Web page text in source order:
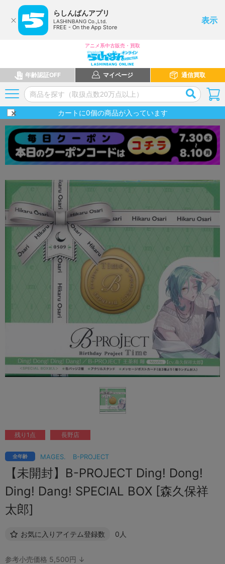
らしんばんアプリ
LASHINBANG Co.,Ltd.
FREE - On the App Store
表示
アニメ系中古販売・買取
年齢認証OFF マイページ 通信買取
カートに0個の商品が入っています
MAGES. B-PROJECT
全年齢
【未開封】B-PROJECT Ding! Dong!
Ding! Dang! SPECIAL BOX [森久保祥
太郎]
お気に入りアイテム登録数 0人
残り1点 長野店
参考小売価格 5,500円 ↓